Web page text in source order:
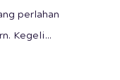
perlahan
Kegeli...